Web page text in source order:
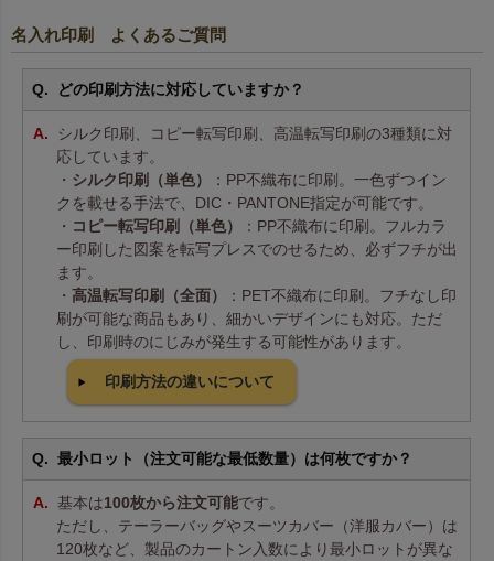
名入れ印刷 よくあるご質問
どの印刷方法に対応していますか？
シルク印刷、コピー転写印刷、高温転写印刷の3種類に対
応しています。
・ シルク印刷（単色）
：PP不織布に印刷。一色ずつイン
クを載せる手法で、DIC・PANTONE指定が可能です。
・ コピー転写印刷（単色）
：PP不織布に印刷。フルカラ
ー印刷した図案を転写プレスでのせるため、必ずフチが出
ます。
・ 高温転写印刷（全面）
：PET不織布に印刷。フチなし印
刷が可能な商品もあり、細かいデザインにも対応。ただ
し、印刷時のにじみが発生する可能性があります。
印刷方法の違いについて
最小ロット（注文可能な最低数量）は何枚ですか？
基本は100枚から注文可能です。
ただし、テーラーバッグやスーツカバー（洋服カバー）は
120枚など、製品のカートン入数により最小ロットが異な